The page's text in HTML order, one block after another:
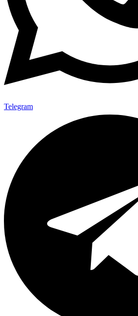
Telegram